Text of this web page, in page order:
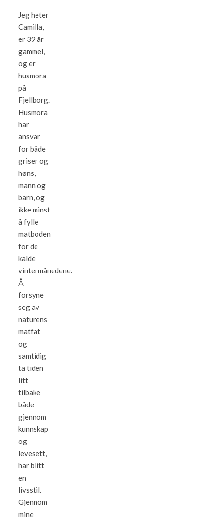
Jeg heter
Camilla,
er 39 år
gammel,
og er
husmora
på
Fjellborg.
Husmora
har
ansvar
for både
griser og
høns,
mann og
barn, og
ikke minst
å fylle
matboden
for de
kalde
vintermånedene.
Å
forsyne
seg av
naturens
matfat
og
samtidig
ta tiden
litt
tilbake
både
gjennom
kunnskap
og
levesett,
har blitt
en
livsstil.
Gjennom
mine